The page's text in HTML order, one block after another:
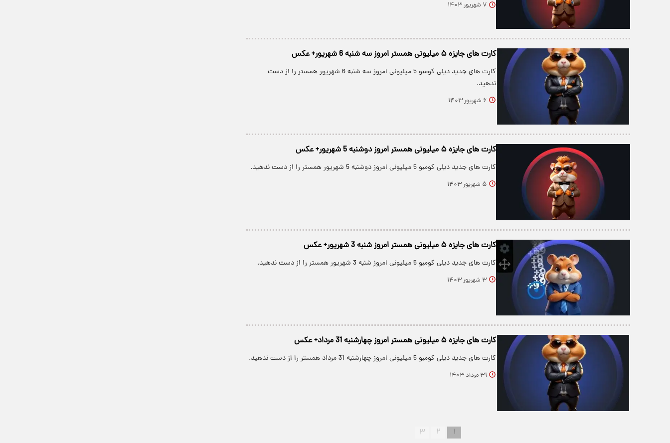
۷ شهریور ۱۴۰۳
کارت های جایزه ۵ میلیونی همستر امروز سه شنبه 6 شهریور+ عکس
کارت های جدید دیلی کومبو 5 میلیونی امروز سه شنبه 6 شهریور همستر را از دست
ندهید.
۶ شهریور ۱۴۰۳
کارت های جایزه ۵ میلیونی همستر امروز دوشنبه 5 شهریور+ عکس
کارت های جدید دیلی کومبو 5 میلیونی امروز دوشنبه 5 شهریور همستر را از دست ندهید.
۵ شهریور ۱۴۰۳
کارت های جایزه ۵ میلیونی همستر امروز شنبه 3 شهریور+ عکس
کارت های جدید دیلی کومبو 5 میلیونی امروز شنبه 3 شهریور همستر را از دست ندهید.
۳ شهریور ۱۴۰۳
کارت های جایزه ۵ میلیونی همستر امروز چهارشنبه 31 مرداد+ عکس
کارت های جدید دیلی کومبو 5 میلیونی امروز چهارشنبه 31 مرداد همستر را از دست ندهید.
۳۱ مرداد ۱۴۰۳
۱ ۲ ۳